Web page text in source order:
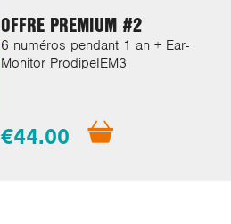
OFFRE PREMIUM #2
6 numéros pendant 1 an + Ear-
Monitor ProdipeIEM3
€44.00